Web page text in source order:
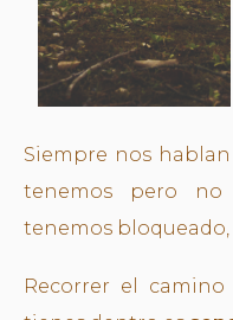
Siempre nos
tenemos pero
tenemos bloqueado,
Recorrer el